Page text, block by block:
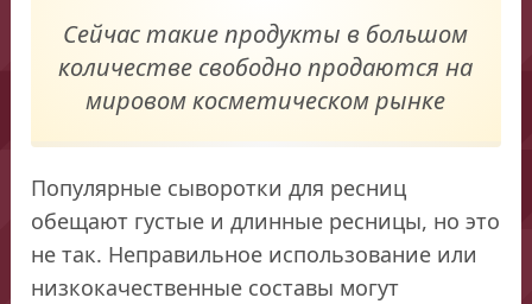
Сейчас такие продукты в большом
количестве свободно продаются на
мировом косметическом рынке
Популярные сыворотки для ресниц
обещают густые и длинные ресницы, но это
не так. Неправильное использование или
низкокачественные составы могут